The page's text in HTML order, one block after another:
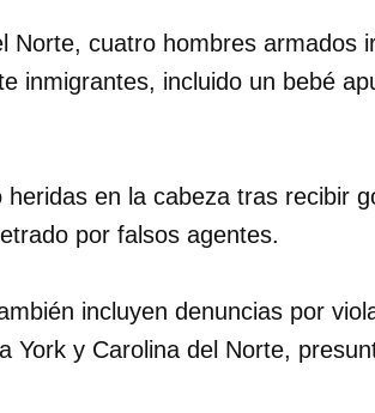
Norte, cuatro hombres armados
inmigrantes, incluido un bebé
en la cabeza tras recibir
por falsos agentes.
incluyen denuncias por
York y Carolina del Norte,